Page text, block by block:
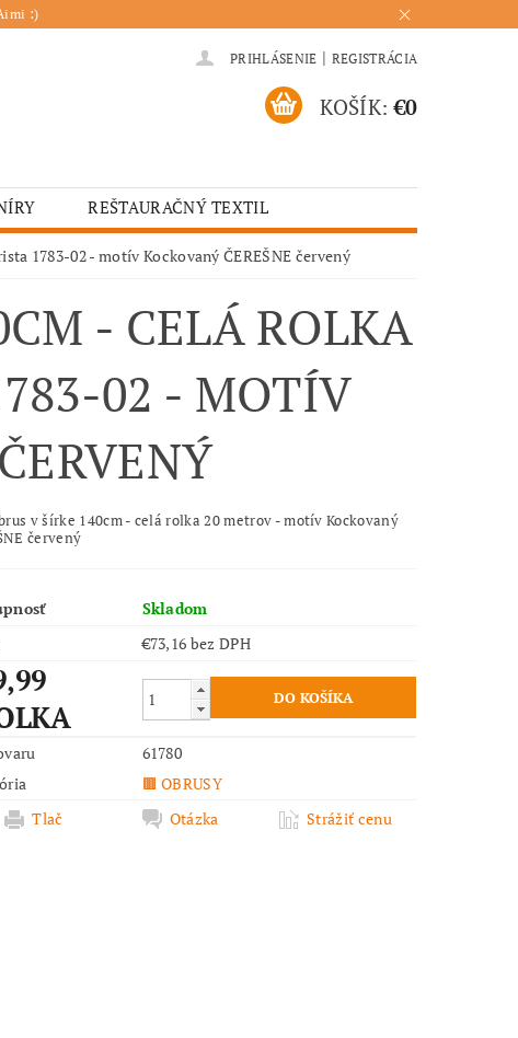
:)
PRIHLÁSENIE | REGISTRÁCIA
KOŠÍK: €0
REŠTAURAČNÝ TEXTIL
HOTELOVÝ TEXTIL
1783-02 - motív Kockovaný ČEREŠNE červený
- CELÁ ROLKA
02 - MOTÍV
v šírke 140cm - celá rolka 20 metrov - motív Kockovaný
červený
Skladom
€73,16 bez DPH
61780
🟫 OBRUSY
Tlač
Otázka Strážiť cenu